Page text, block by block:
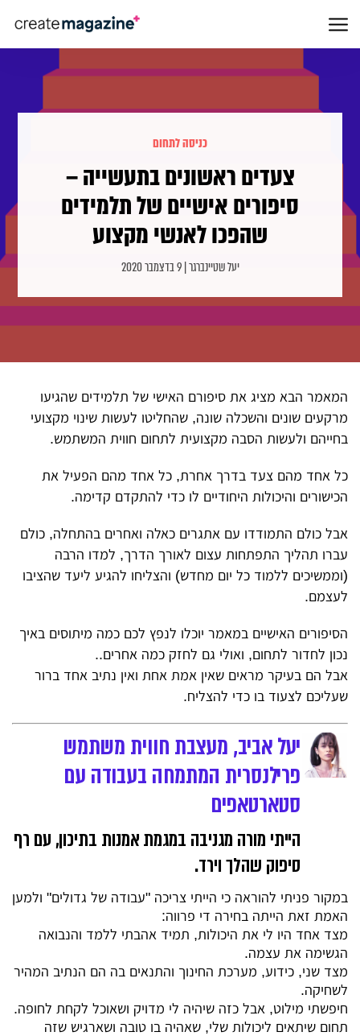
כניסה לתחום
צעדים ראשונים בתעשייה –
סיפורים אישיים של תלמידים
שהפכו לאנשי מקצוע
יעל שטיינברגר | 9 בדצמבר 2020
המאמר הבא מציג את סיפורם האישי של תלמידים שהגיעו
מרקעים שונים והשכלה שונה, שהחליטו לעשות שינוי מקצועי
בחייהם ולעשות הסבה מקצועית לתחום חווית המשתמש.
כל אחד מהם צעד בדרך אחרת, כל אחד מהם הפעיל את
הכישורים והיכולות היחודיים לו כדי להתקדם קדימה.
אבל כולם התמודדו עם אתגרים כאלה ואחרים בהתחלה, כולם
עברו תהליך התפתחות עצום לאורך הדרך, למדו הרבה
(וממשיכים ללמוד כל יום מחדש) והצליחו להגיע ליעד שהציבו
לעצמם.
הסיפורים האישיים במאמר יוכלו לנפץ לכם כמה מיתוסים באיך
נכון לחדור לתחום, ואולי גם לחזק כמה אחרים..
אבל הם בעיקר מראים שאין אמת אחת ואין נתיב אחד ברור
שעליכם לצעוד בו כדי להצליח.
יעל אביב, מעצבת חווית משתמש
פרילנסרית המתמחה בעבודה עם
סטארטאפים
הייתי מורה מגניבה במגמת אמנות בתיכון, עם רף
סיפוק שהלך וירד.
במקור פניתי להוראה כי הייתי צריכה "עבודה של גדולים" ולמען
האמת זאת הייתה בחירה די פרווה:
מצד אחד היו לי את היכולות, תמיד אהבתי ללמד והנבואה
הגשימה את עצמה.
מצד שני, כידוע, מערכת החינוך והתנאים בה הם הנתיב המהיר
לשחיקה.
חיפשתי מילוט, אבל כזה שיהיה לי מדויק ושאוכל לקחת לחופה.
תחום שיתאים ליכולות שלי, שאהיה בו טובה ושארגיש שזה